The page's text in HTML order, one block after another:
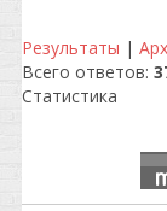
Результаты |
Всего ответов:
Статистика